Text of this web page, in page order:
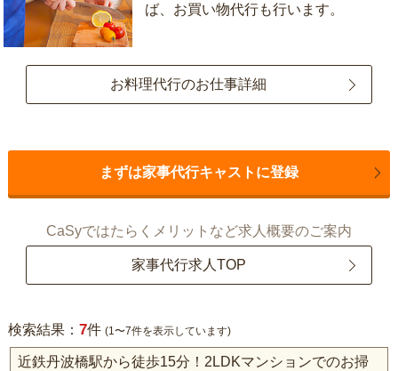
ば、お買い物代行も行います。
お料理代行のお仕事詳細
まずは家事代行キャストに登録
CaSyではたらくメリットなど求人概要のご案内
家事代行求人TOP
検索結果： 7件 (1〜7件を表示しています)
近鉄丹波橋駅から徒歩15分！2LDKマンションでのお掃